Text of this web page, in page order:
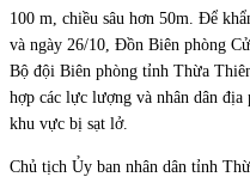
100 m, chiều sâu hơn 50m. Để
và ngày 26/10, Đồn Biên phòng
Bộ đội Biên phòng tỉnh Thừa
hợp các lực lượng và nhân dân
khu vực bị sạt lở.
Chủ tịch Ủy ban nhân dân tỉnh